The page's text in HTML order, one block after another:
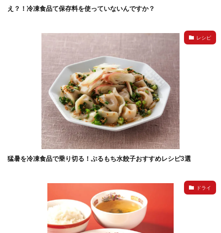
え？！冷凍食品て保存料を使っていないんですか？
レシピ
猛暑を冷凍食品で乗り切る！ぷるもち水餃子おすすめレシピ3選
ドライ